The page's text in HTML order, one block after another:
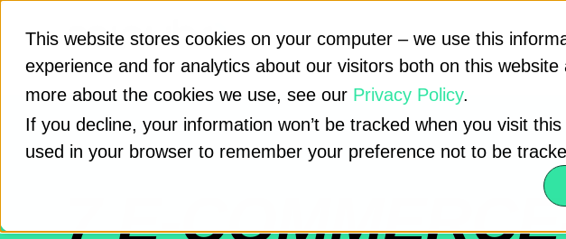
This website stores cookies on your computer – we use this
experience and for analytics about our visitors both on this
more about the cookies we use, see our Privacy Policy.
If you decline, your information won’t be tracked when you visit
used in your browser to remember your preference not to be
7 E-